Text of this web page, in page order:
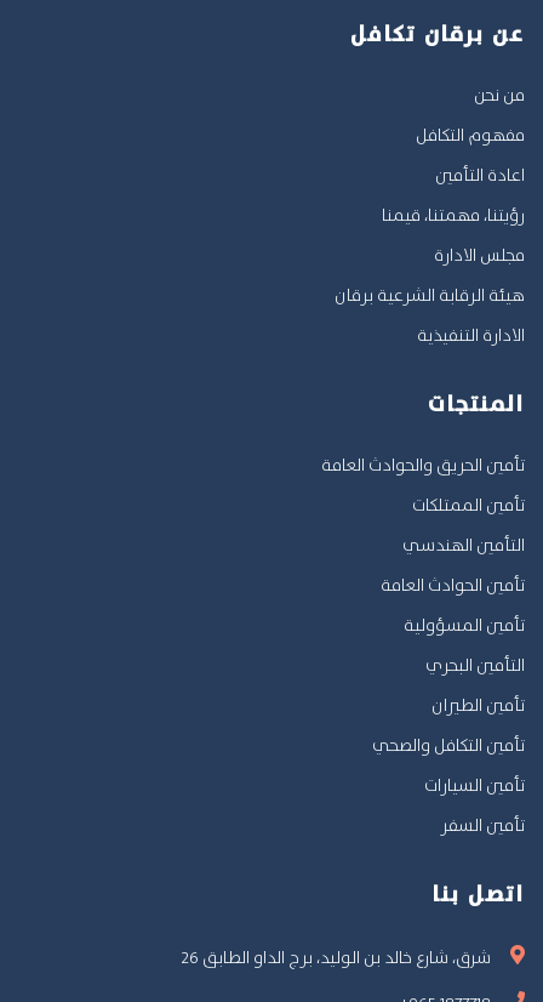
عن برقان تكافل
من نحن
مفهوم التكافل
اعادة التأمين
رؤيتنا، مهمتنا، قيمنا
مجلس الادارة
هيئة الرقابة الشرعية برقان
الادارة التنفيذية
المنتجات
تأمين الحريق والحوادث العامة
تأمين الممتلكات
التأمين الهندسي
تأمين الحوادث العامة
تأمين المسؤولية
التأمين البحري
تأمين الطيران
تأمين التكافل والصحي
تأمين السيارات
تأمين السفر
اتصل بنا
شرق، شارع خالد بن الوليد، برج الداو الطابق 26